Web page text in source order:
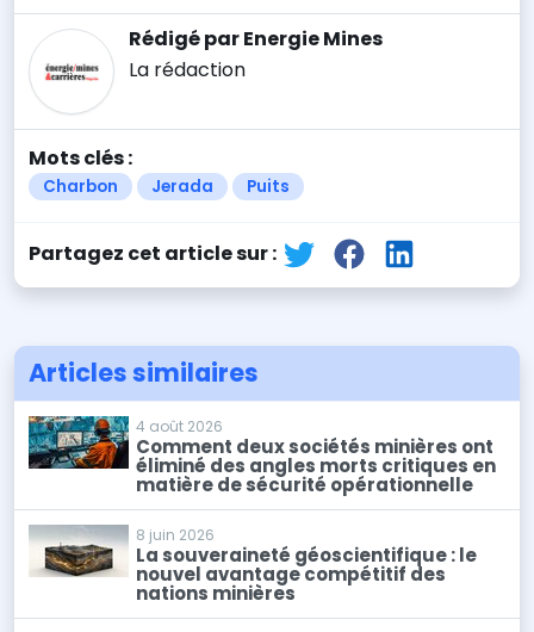
Rédigé par Energie Mines
La rédaction
Mots clés :
Charbon Jerada Puits
Partagez cet article sur :
Articles similaires
4 août 2026
Comment deux sociétés minières ont
éliminé des angles morts critiques en
matière de sécurité opérationnelle
8 juin 2026
La souveraineté géoscientifique : le
nouvel avantage compétitif des
nations minières